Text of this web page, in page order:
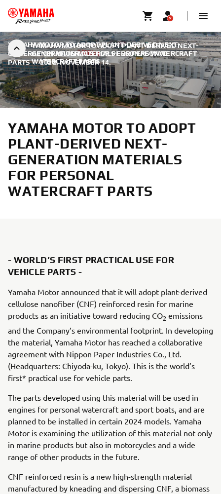
YAMAHA MOTOR TO ADOPT PLANT-DERIVED NEXT-
GENERATION MATERIALS FOR PERSONAL
WATERCRAFT PARTS
YAMAHA MOTOR TO ADOPT PLANT-DERIVED NEXT-
GENERATION MATERIALS FOR PERSONAL WATERCRAFT
PARTS | 2022. NOVEMBER 14.
YAMAHA MOTOR TO ADOPT
PLANT-DERIVED NEXT-
GENERATION MATERIALS
FOR PERSONAL
WATERCRAFT PARTS
- WORLD’S FIRST PRACTICAL USE FOR
VEHICLE PARTS -
Yamaha Motor announced that it will adopt plant-derived
cellulose nanofiber (CNF) reinforced resin for marine
products as an initiative toward reducing CO2 emissions
and the Company’s environmental footprint. In developing
the material, Yamaha Motor has reached a collaborative
agreement with Nippon Paper Industries Co., Ltd.
(Headquarters: Chiyoda-ku, Tokyo). This is the world’s
first* practical use for vehicle parts.
The parts developed using this material will be used in
engines for personal watercraft and sport boats, and are
planned to be installed in certain 2024 models. Yamaha
Motor is examining the utilization of this material not only
in marine products but also in motorcycles and a wide
range of other products in the future.
CNF reinforced resin is a new high-strength material
manufactured by kneading and dispersing CNF, a biomass